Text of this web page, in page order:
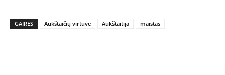
GAIRĖS Aukštaičių virtuvė Aukštaitija maistas